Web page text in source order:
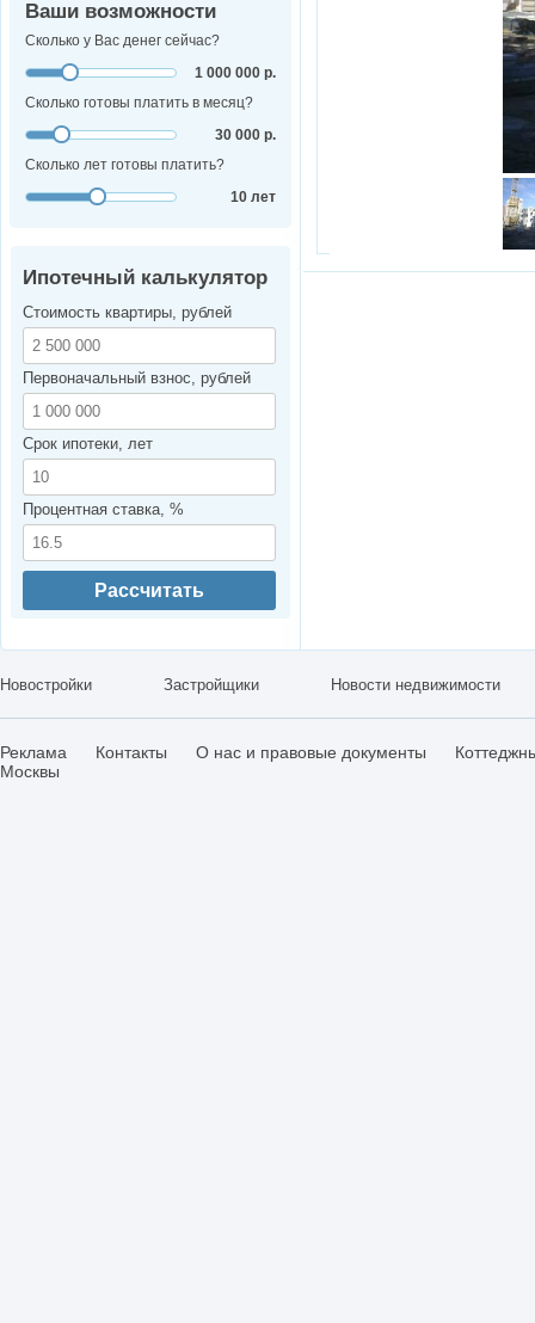
Ваши возможности
Сколько у Вас денег сейчас?
1 000 000 р.
Сколько готовы платить в месяц?
30 000 р.
Сколько лет готовы платить?
10 лет
Ипотечный калькулятор
Стоимость квартиры, рублей
Первоначальный взнос, рублей
Срок ипотеки, лет
Процентная ставка, %
Рассчитать
Новостройки Застройщики Новости недвижимости
Реклама Контакты О нас и правовые документы
Москвы